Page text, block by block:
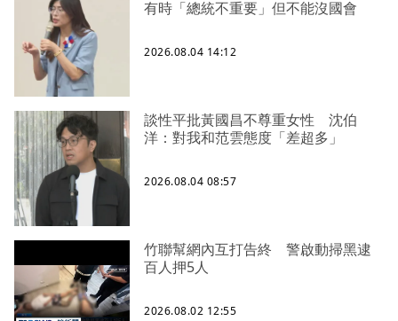
有時「總統不重要」但不能沒國會
2026.08.04 14:12
談性平批黃國昌不尊重女性 沈伯
洋：對我和范雲態度「差超多」
2026.08.04 08:57
竹聯幫網內互打告終 警啟動掃黑逮
百人押5人
2026.08.02 12:55